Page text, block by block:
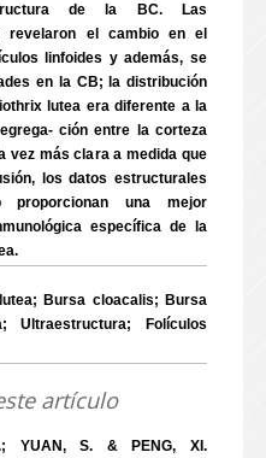
de la BC. Las
revelaron el cambio en el
linfoides y además, se
en la CB; la distribución
lutea era diferente a la
ción entre la corteza
vez más clara a medida que
los datos estructurales
una mejor
específica de la
Bursa cloacalis; Bursa
Ultraestructura; Folículos
artículo
YUAN, S. & PENG, XI.